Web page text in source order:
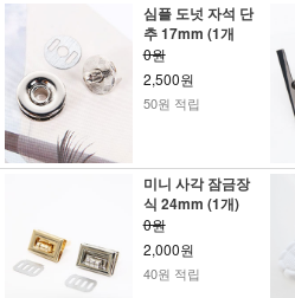
심플 도넛 자석 단
추 17mm (1개
0원
2,500원
50원 적립
미니 사각 잠금장
식 24mm (1개)
0원
2,000원
40원 적립